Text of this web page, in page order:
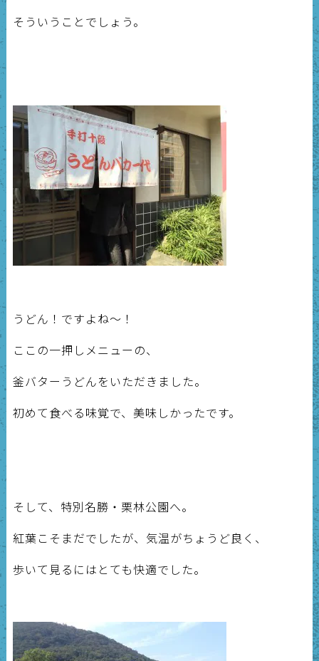
そういうことでしょう。
うどん！ですよね～！
ここの一押しメニューの、
釜バターうどんをいただきました。
初めて食べる味覚で、美味しかったです。
そして、特別名勝・栗林公園へ。
紅葉こそまだでしたが、気温がちょうど良く、
歩いて見るにはとても快適でした。